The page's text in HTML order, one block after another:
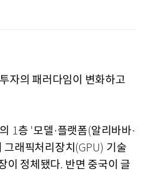
투자의 패러다임이 변화하고
1층 '모델 ·플랫폼(알리바바·
래픽처리장치 (GPU) 기술
이 정체됐다. 반면 중국이 글